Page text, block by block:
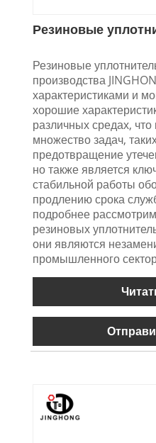
Резиновые
Резиновые
производства
характеристиками и
хорошие
различных средах,
множество задач,
предотвращение
но также является
стабильной работы
продлению срока
подробнее
резиновых
они являются
промышленного